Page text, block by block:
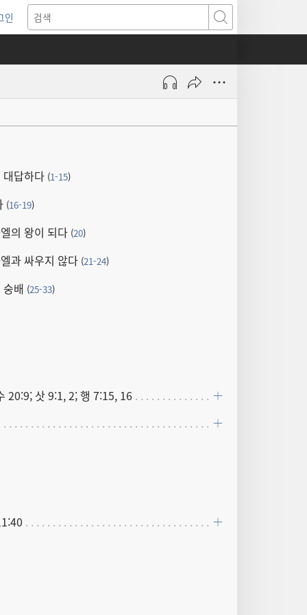
인
운 검색
답하다 (1-15)
(16-19)
의 왕이 되다 (20)
과 싸우지 않다 (21-24)
배 (25-33)
20:9; 삿 9:1, 2; 행 7:15, 16